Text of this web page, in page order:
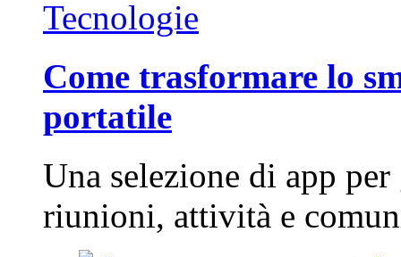
Tecnologie
Come trasformare lo
portatile
Una selezione di app
riunioni, attività e